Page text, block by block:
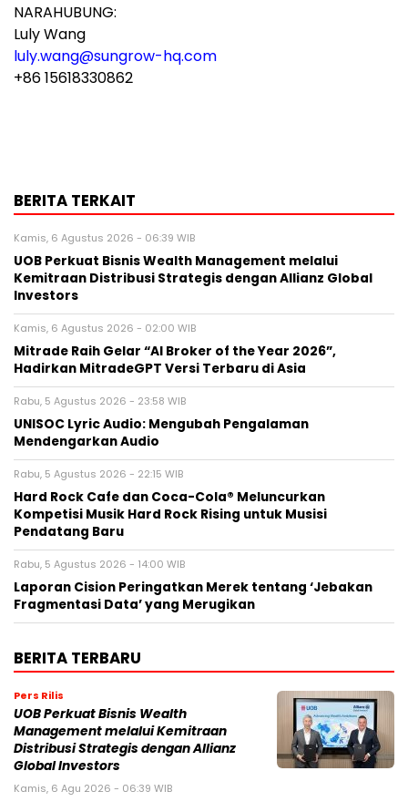
NARAHUBUNG:
Luly Wang
luly.wang@sungrow-hq.com
+86 15618330862
BERITA TERKAIT
Kamis, 6 Agustus 2026 - 06:39 WIB
UOB Perkuat Bisnis Wealth Management melalui
Kemitraan Distribusi Strategis dengan Allianz Global
Investors
Kamis, 6 Agustus 2026 - 02:00 WIB
Mitrade Raih Gelar “AI Broker of the Year 2026”,
Hadirkan MitradeGPT Versi Terbaru di Asia
Rabu, 5 Agustus 2026 - 23:58 WIB
UNISOC Lyric Audio: Mengubah Pengalaman
Mendengarkan Audio
Rabu, 5 Agustus 2026 - 22:15 WIB
Hard Rock Cafe dan Coca-Cola® Meluncurkan
Kompetisi Musik Hard Rock Rising untuk Musisi
Pendatang Baru
Rabu, 5 Agustus 2026 - 14:00 WIB
Laporan Cision Peringatkan Merek tentang ‘Jebakan
Fragmentasi Data’ yang Merugikan
BERITA TERBARU
Pers Rilis
UOB Perkuat Bisnis Wealth
Management melalui Kemitraan
Distribusi Strategis dengan Allianz
Global Investors
Kamis, 6 Agu 2026 - 06:39 WIB